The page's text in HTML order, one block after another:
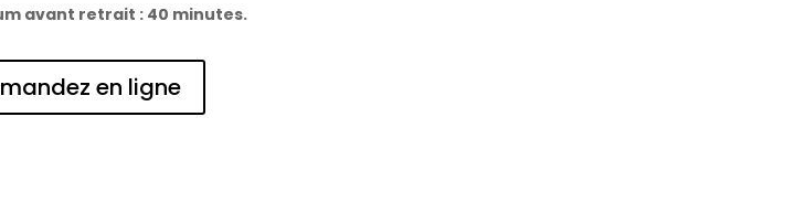
avant retrait : 40 minutes.
en ligne